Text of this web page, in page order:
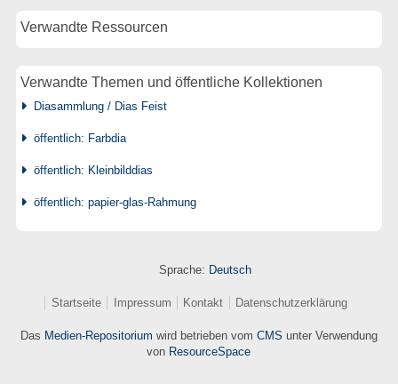
Verwandte Ressourcen
Verwandte Themen und öffentliche Kollektionen
Diasammlung / Dias Feist
öffentlich: Farbdia
öffentlich: Kleinbilddias
öffentlich: papier-glas-Rahmung
Sprache: Deutsch
Startseite Impressum Kontakt Datenschutzerklärung
Das Medien-Repositorium wird betrieben vom CMS unter Verwendung
von ResourceSpace